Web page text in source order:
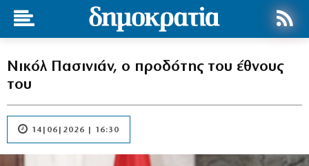
Νικόλ Πασινιάν, ο προδότης του έθνους
του
14|06|2026 | 16:30